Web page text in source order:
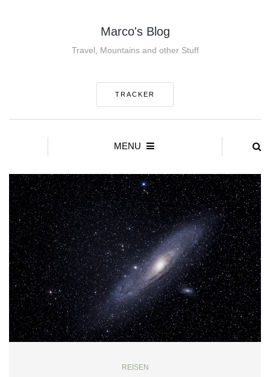
Marco's Blog
Travel, Mountains and other Stuff
TRACKER
MENU
REISEN